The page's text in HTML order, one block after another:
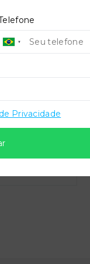
Privacidade